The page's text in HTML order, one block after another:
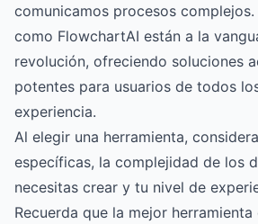
comunicamos procesos
como FlowchartAI están a la
revolución, ofreciendo soluciones
potentes para usuarios de todos
experiencia.
Al elegir una herramienta,
específicas, la complejidad de los
necesitas crear y tu nivel de
Recuerda que la mejor